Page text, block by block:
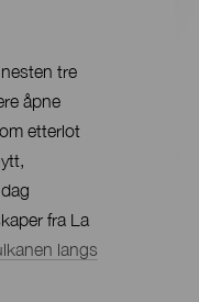
tre
åpne
etterlot
fra La
langs